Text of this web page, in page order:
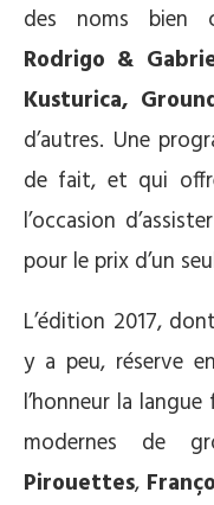
des noms bien
Rodrigo &
Kusturica,
d’autres. Une
de fait, et qui
l’occasion
pour le prix d’un
L’édition 2017,
y a peu, réserve
l’honneur la
modernes de
Pirouettes,